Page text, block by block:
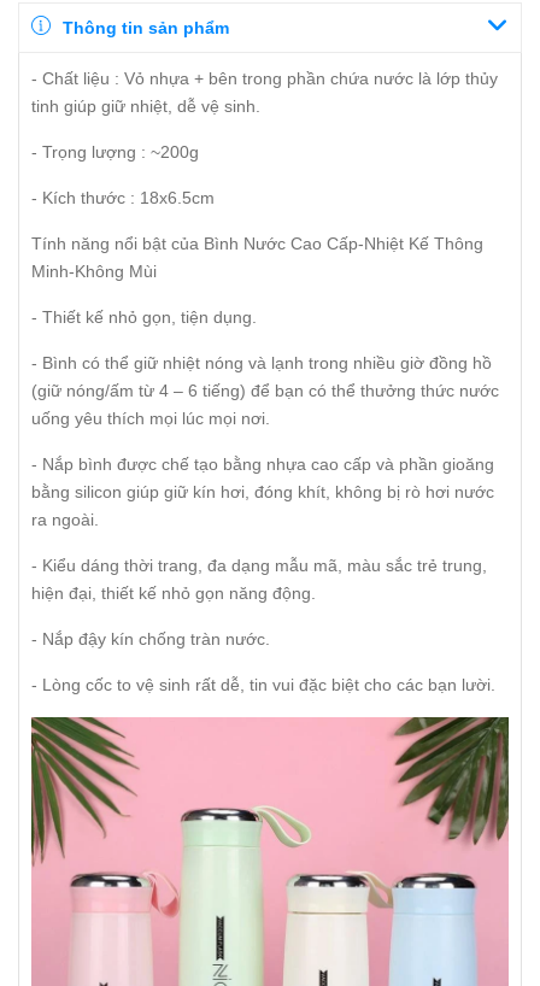
Thông tin sản phẩm
- Chất liệu : Vỏ nhựa + bên trong phần chứa nước là lớp thủy
tinh giúp giữ nhiệt, dễ vệ sinh.
- Trọng lượng : ~200g
- Kích thước : 18x6.5cm
Tính năng nổi bật của Bình Nước Cao Cấp-Nhiệt Kế Thông
Minh-Không Mùi
- Thiết kế nhỏ gọn, tiện dụng.
- Bình có thể giữ nhiệt nóng và lạnh trong nhiều giờ đồng hồ
(giữ nóng/ấm từ 4 – 6 tiếng) để bạn có thể thưởng thức nước
uống yêu thích mọi lúc mọi nơi.
- Nắp bình được chế tạo bằng nhựa cao cấp và phần gioăng
bằng silicon giúp giữ kín hơi, đóng khít, không bị rò hơi nước
ra ngoài.
- Kiểu dáng thời trang, đa dạng mẫu mã, màu sắc trẻ trung,
hiện đại, thiết kế nhỏ gọn năng động.
- Nắp đậy kín chống tràn nước.
- Lòng cốc to vệ sinh rất dễ, tin vui đặc biệt cho các bạn lười.